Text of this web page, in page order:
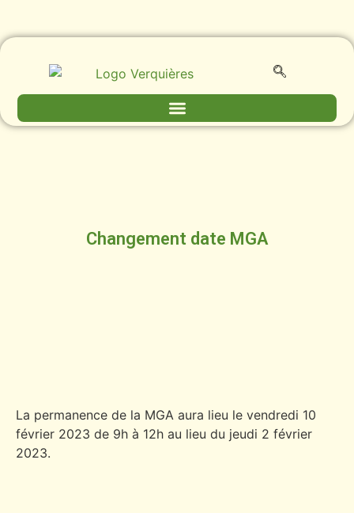
Changement date MGA
La permanence de la MGA aura lieu le vendredi 10
février 2023 de 9h à 12h au lieu du jeudi 2 février
2023.